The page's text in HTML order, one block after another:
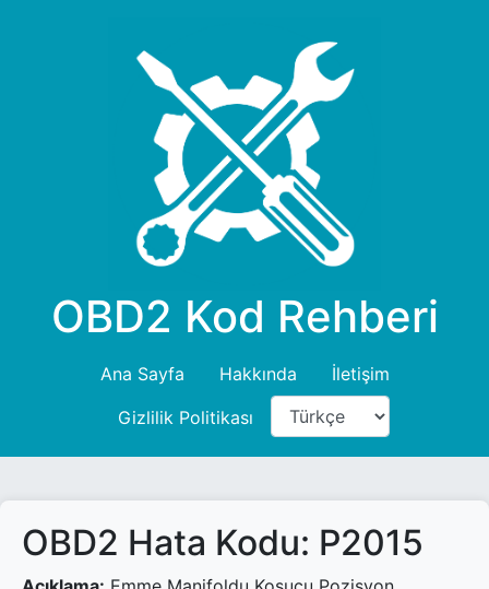
OBD2 Kod Rehberi
Ana Sayfa Hakkında
İletişim
Gizlilik Politikası
OBD2 Hata Kodu: P2015